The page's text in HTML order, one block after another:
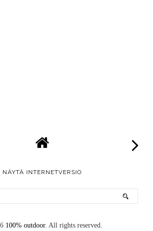
NÄYTÄ INTERNETVERSIO
100% outdoor. All rights reserved.